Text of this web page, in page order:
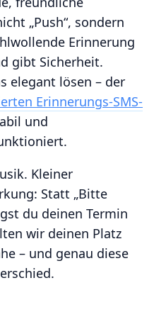
„Push“, sondern
Erinnerung
gibt Sicherheit.
elegant lösen – der
Erinnerungs-SMS-
und
Kleiner
Statt „Bitte
du deinen Termin
wir deinen Platz
– und genau diese